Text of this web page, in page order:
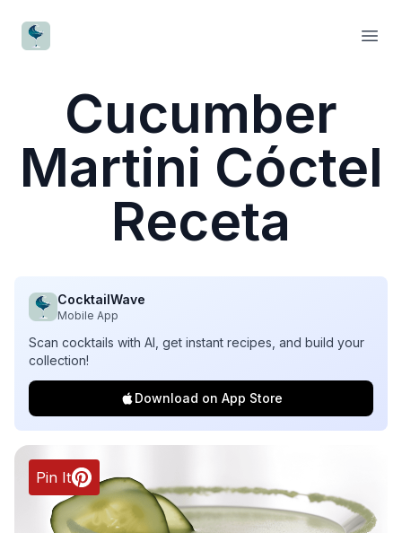
CocktailWave
Cucumber
Martini Cóctel
Receta
CocktailWave
Mobile App
Scan cocktails with AI, get instant recipes, and build your
collection!
Download on App Store
Pin It